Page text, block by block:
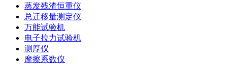
蒸发残渣恒重仪
总迁移量测定仪
万能试验机
电子拉力试验机
测厚仪
摩擦系数仪